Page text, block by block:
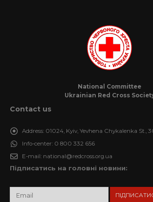
National Committee
Ukrainian Red Cross
Contact us
Address: 01024, Kyiv, Yevhena Chykalenka St.,
Info-center: 0 800 332 656
E-mail: national@redcross.org.ua
Підписатись на головні новини: